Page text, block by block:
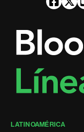
LATINOAMÉRICA